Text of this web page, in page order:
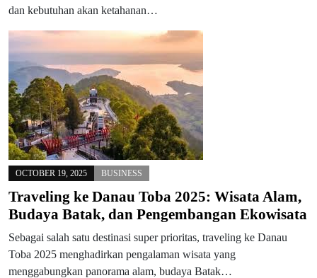
dan kebutuhan akan ketahanan…
OCTOBER 19, 2025 BUSINESS
Traveling ke Danau Toba 2025: Wisata Alam,
Budaya Batak, dan Pengembangan Ekowisata
Sebagai salah satu destinasi super prioritas, traveling ke Danau
Toba 2025 menghadirkan pengalaman wisata yang
menggabungkan panorama alam, budaya Batak…